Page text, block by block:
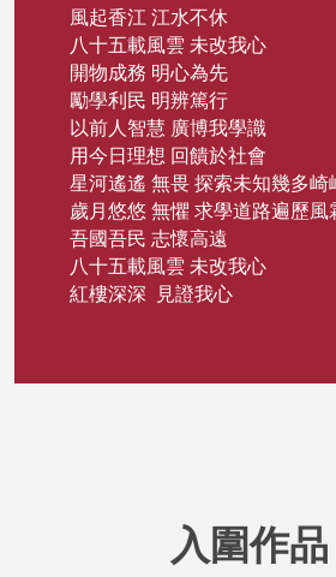
風起香江 江水不休
八十五載風雲 未改我心
開物成務 明心為先
勵學利民 明辨篤行
以前人智慧 廣博我學識
用今日理想 回饋於社會
星河遙遙 無畏 探索未知幾多崎
歲月悠悠 無懼 求學道路遍歷風
吾國吾民 志懷高遠
八十五載風雲 未改我心
紅樓深深 見證我心
入圍作品